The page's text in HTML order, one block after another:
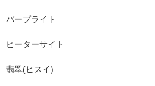
パープライト
ピーターサイト
翡翠(ヒスイ)